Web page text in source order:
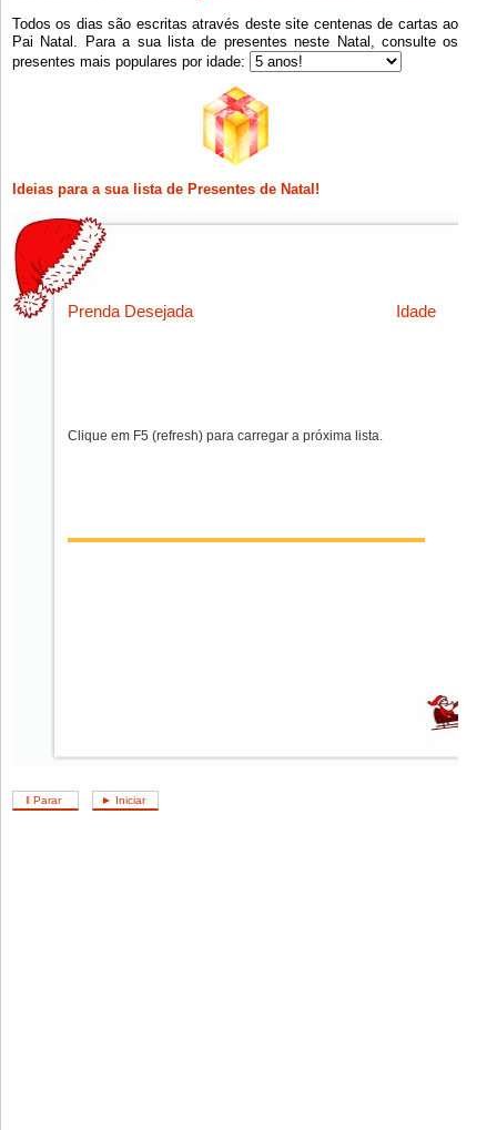
Todos os dias são escritas através deste site centenas de cartas ao
Pai Natal. Para a sua lista de presentes neste Natal, consulte os
presentes mais populares por idade:
Ideias para a sua lista de Presentes de Natal!
Idade
Prenda Desejada
Clique em F5 (refresh) para carregar a próxima lista.